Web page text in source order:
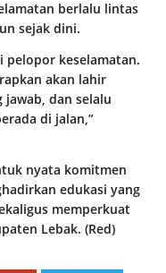
berlalu lintas
sejak dini.
pelopor keselamatan.
akan lahir
dan selalu
di jalan,”
nyata komitmen
edukasi yang
memperkuat
Lebak. (Red)